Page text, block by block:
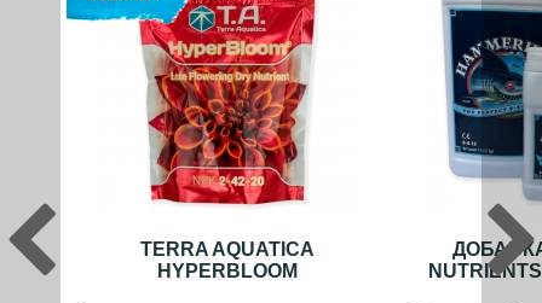
TERRA AQUATICA
HYPERBLOOM